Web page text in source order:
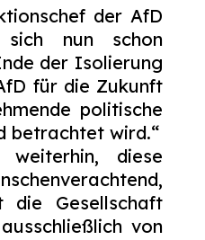
der AfD
nun schon
der Isolierung
für die Zukunft
politische
betrachtet wird.“
diese
die Gesellschaft
von